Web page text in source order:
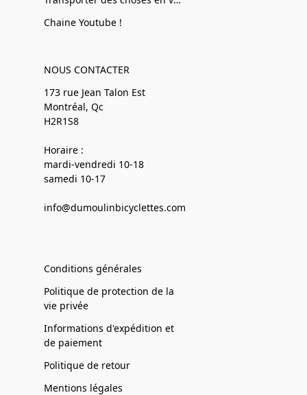
Chaine Youtube !
NOUS CONTACTER
173 rue Jean Talon Est
Montréal, Qc
H2R1S8
Horaire :
mardi-vendredi 10-18
samedi 10-17
info@dumoulinbicyclettes.com
Conditions générales
Politique de protection de la
vie privée
Informations d'expédition et
de paiement
Politique de retour
Mentions légales